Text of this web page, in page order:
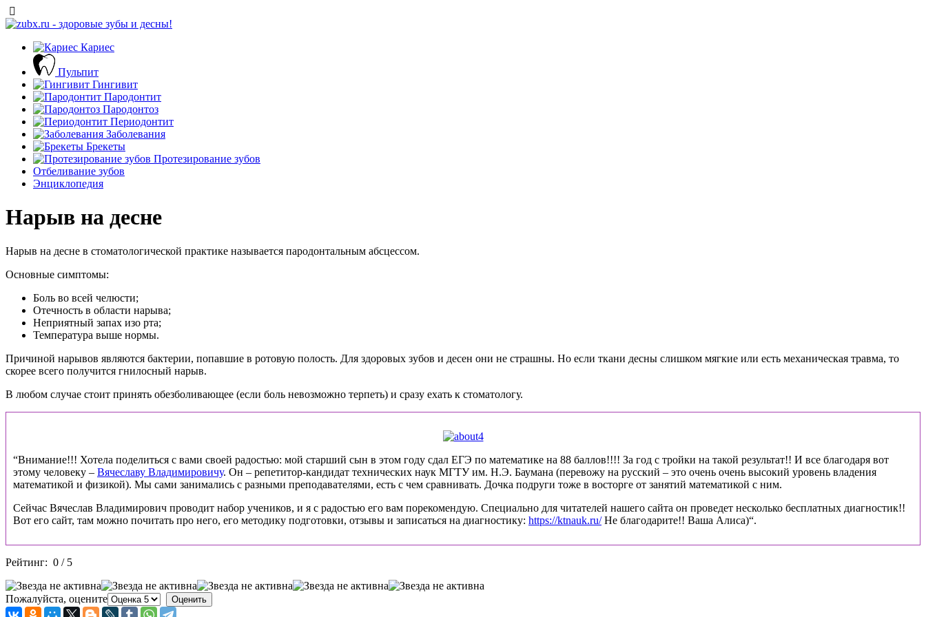
Кариес
Пульпит
Гингивит
Пародонтит
Пародонтоз
Периодонтит
Заболевания
Брекеты
Протезирование зубов
Отбеливание зубов
Энциклопедия
Нарыв на десне
Нарыв на десне в стоматологической практике называется пародонтальным абсцессом.
Основные симптомы:
Боль во всей челюсти;
Отечность в области нарыва;
Неприятный запах изо рта;
Температура выше нормы.
Причиной нарывов являются бактерии, попавшие в ротовую полость. Для здоровых зубов и десен они не страшны. Но если ткани десны слишком мягкие или есть механическая травма, то
скорее всего получится гнилосный нарыв.
В любом случае стоит принять обезболивающее (если боль невозможно терпеть) и сразу ехать к стоматологу.
“Внимание!!! Хотела поделиться с вами своей радостью: мой старший сын в этом году сдал ЕГЭ по математике на 88 баллов!!!! За год с тройки на такой результат!! И все благодаря вот
этому человеку – Вячеславу Владимировичу. Он – репетитор-кандидат технических наук МГТУ им. Н.Э. Баумана (перевожу на русский – это очень очень высокий уровень владения
математикой и физикой). Мы сами занимались с разными преподавателями, есть с чем сравнивать. Дочка подруги тоже в восторге от занятий математикой с ним.
Сейчас Вячеслав Владимирович проводит набор учеников, и я с радостью его вам порекомендую. Специально для читателей нашего сайта он проведет несколько бесплатных диагностик!!
Вот его сайт, там можно почитать про него, его методику подготовки, отзывы и записаться на диагностику: https://ktnauk.ru/Не благодарите!! Ваша Алиса)“.
Рейтинг: 0 / 5
Пожалуйста, оцените